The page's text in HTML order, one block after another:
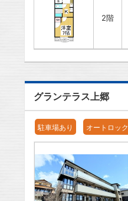
2階
グランテラス上郷
駐車場あり オートロック